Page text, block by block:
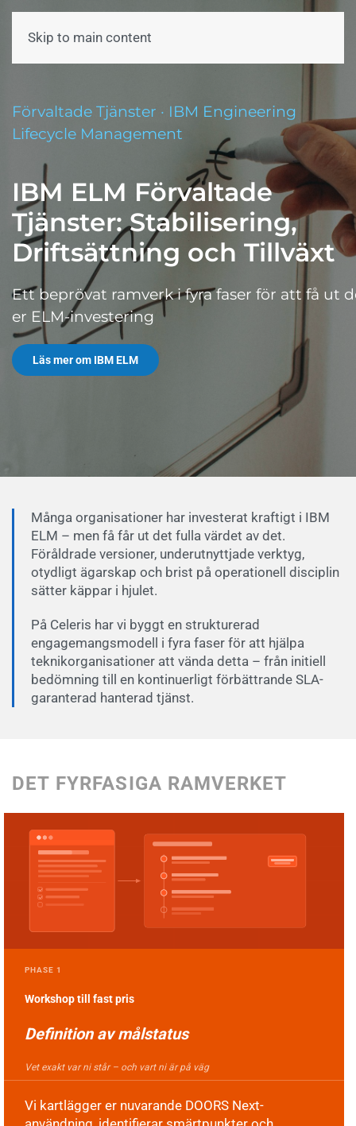
Skip to main content
Förvaltade Tjänster · IBM Engineering
Lifecycle Management
IBM ELM Förvaltade
Tjänster: Stabilisering,
Driftsättning och Tillväxt
Ett beprövat ramverk i fyra faser för att få ut
er ELM-investering
Läs mer om IBM ELM
Många organisationer har investerat kraftigt i IBM
ELM – men få får ut det fulla värdet av det.
Föråldrade versioner, underutnyttjade verktyg,
otydligt ägarskap och brist på operationell disciplin
sätter käppar i hjulet.
På Celeris har vi byggt en strukturerad
engagemangsmodell i fyra faser för att hjälpa
teknikorganisationer att vända detta – från initiell
bedömning till en kontinuerligt förbättrande SLA-
garanterad hanterad tjänst.
DET FYRFASIGA RAMVERKET
PHASE 1
Workshop till fast pris
Definition av målstatus
Vet exakt var ni står – och vart ni är på väg
Vi kartlägger er nuvarande DOORS Next-